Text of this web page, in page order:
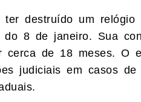
ter destruído um
8 de janeiro. Sua
cerca de 18 meses. O
judiciais em casos